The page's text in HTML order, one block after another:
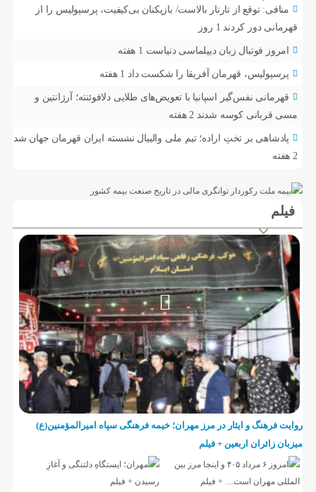
منافی: توقع از تارتار بالاست/ بازیکنان بی‌کیفیت، پرسپولیس را از
قهرمانی دور کردند 1 روز
امروز فوتبال زبان دیپلماسی دنیاست 1 هفته
پرسپولیس، قهرمان آفریقا را شکست داد 1 هفته
قهرمانی نفس‌گیر اسپانیا با تعویض‌های طلایی دلافوئنته؛ آرژانتین و
مسی قربانی کوسه شدند 2 هفته
پادشاهی بر تختِ اراده؛ تیم ملی والیبال نشسته ایران قهرمان جهان شد
2 هفته
فیلم
روایت فرهنگ و ایثار در مرز مهران؛ خیمه فرهنگی سپاه امیرالمؤمنین(ع)
میزبان زائران اربعین + فیلم